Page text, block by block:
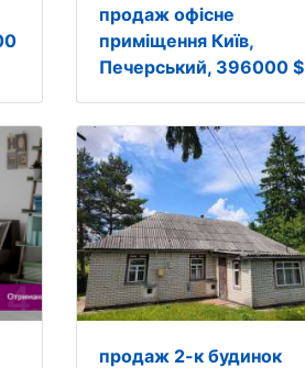
продаж офісне
приміщення Київ,
Печерський, 396000 $
продаж 2-к будинок